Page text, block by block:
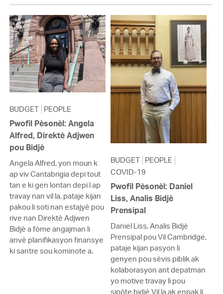
BUDGET PEOPLE
Pwofil Pèsonèl: Angela
Alfred, Direktè Adjwen
pou Bidjè
Angela Alfred, yon moun k
ap viv Cantabrigia depi tout
tan e ki gen lontan depi l ap
travay nan vil la, pataje kijan
pakou li soti nan estajyè pou
rive nan Direktè Adjwen
Bidjè a fòme angajman li
anvè planifikasyon finansye
ki santre sou kominote a.
BUDGET PEOPLE
COVID-19
Pwofil Pèsonèl: Daniel
Liss, Analis Bidjè
Prensipal
Daniel Liss, Analis Bidjè
Prensipal pou Vil Cambridge,
pataje kijan pasyon li
genyen pou sèvis piblik ak
kolaborasyon ant depatman
yo motive travay li pou
sipòte bidjè Vil la ak enpak li